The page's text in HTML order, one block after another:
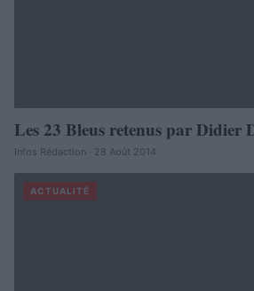
Les 23 Bleus retenus par Didier
Infos Rédaction · 28 Août 2014
ACTUALITÉ